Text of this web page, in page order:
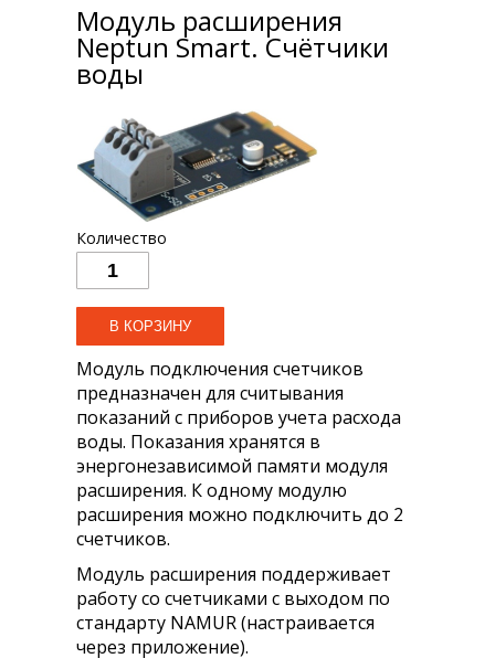
Модуль расширения
Neptun Smart. Счётчики
воды
Количество
Модуль подключения счетчиков
предназначен для считывания
показаний с приборов учета расхода
воды. Показания хранятся в
энергонезависимой памяти модуля
расширения. К одному модулю
расширения можно подключить до 2
счетчиков.
Модуль расширения поддерживает
работу со счетчиками с выходом по
стандарту NAMUR (настраивается
через приложение).